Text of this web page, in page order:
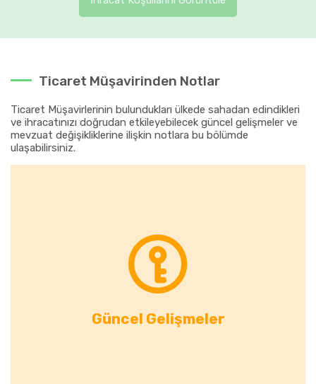
Ticaret Müşavirinden Notlar
Ticaret Müşavirlerinin bulundukları ülkede sahadan edindikleri
ve ihracatınızı doğrudan etkileyebilecek güncel gelişmeler ve
mevzuat değişikliklerine ilişkin notlara bu bölümde
ulaşabilirsiniz.
Güncel Gelişmeler